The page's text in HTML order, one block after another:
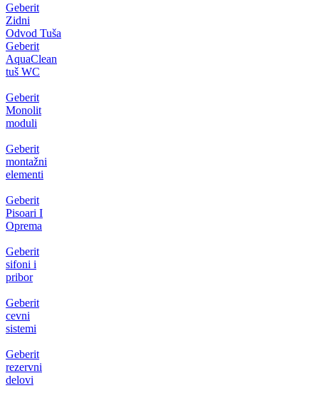
Geberit
Zidni
Odvod Tuša
Geberit
AquaClean
tuš WC
Geberit
Monolit
moduli
Geberit
montažni
elementi
Geberit
Pisoari I
Oprema
Geberit
sifoni i
pribor
Geberit
cevni
sistemi
Geberit
rezervni
delovi